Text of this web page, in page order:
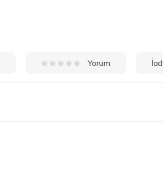
Yorum